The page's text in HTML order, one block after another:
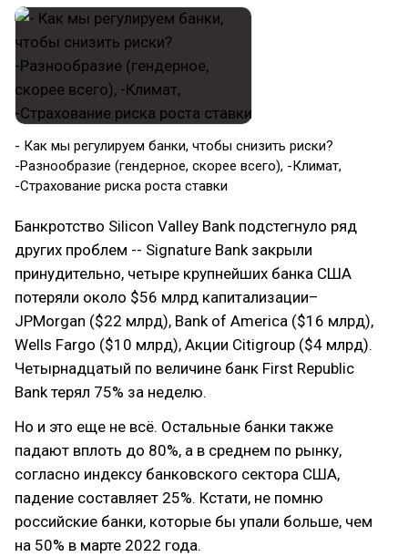
- Как мы регулируем банки, чтобы снизить риски?
-Разнообразие (гендерное, скорее всего), -Климат,
-Страхование риска роста ставки
Банкротство Silicon Valley Bank подстегнуло ряд
других проблем -- Signature Bank закрыли
принудительно, четыре крупнейших банка США
потеряли около $56 млрд ­капитализации–
JPMorgan ($22 млрд), Bank of America ($16 млрд),
Wells Fargo ($10 млрд), Акции Citigroup ($4 млрд).
Четырнадцатый по величине банк First Republic
Bank терял 75% за неделю.
Но и это еще не всё. Остальные банки также
падают вплоть до 80%, а в среднем по рынку,
согласно индексу банковского сектора США,
падение составляет 25%. Кстати, не помню
российские банки, которые бы упали больше, чем
на 50% в марте 2022 года.